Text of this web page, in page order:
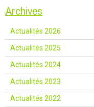
Archives
Actualités 2026
Actualités 2025
Actualités 2024
Actualités 2023
Actualités 2022